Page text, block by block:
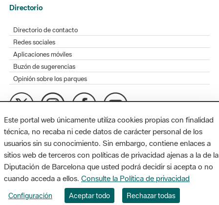
Directorio
Directorio de contacto
Redes sociales
Aplicaciones móviles
Buzón de sugerencias
Opinión sobre los parques
MAPA WEB
Diputación de Barcelona. Edifici Llacuna, 1a planta. Badajoz, 49.
08005 Barcelona. Tel. 934 022 428 / xarxaparcs@diba.cat
Este portal web únicamente utiliza cookies propias con finalidad
técnica, no recaba ni cede datos de carácter personal de los
usuarios sin su conocimiento. Sin embargo, contiene enlaces a
sitios web de terceros con políticas de privacidad ajenas a la de la
Diputación de Barcelona que usted podrá decidir si acepta o no
cuando acceda a ellos. Consulte la Política de privacidad
Configuración Aceptar todo Rechazar todas